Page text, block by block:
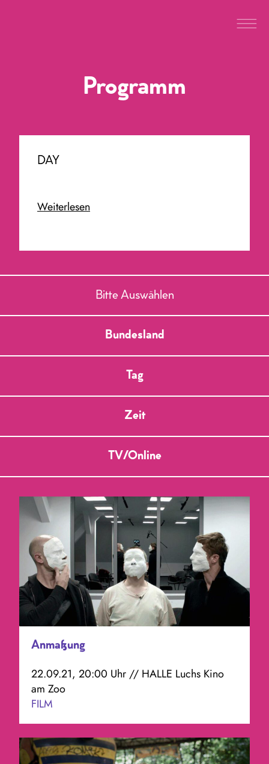
Programm
DAY
Weiterlesen
Bitte Auswählen
Bundesland
Tag
Zeit
TV/Online
Anmaßung
22.09.21, 20:00 Uhr // HALLE Luchs Kino
am Zoo
FILM